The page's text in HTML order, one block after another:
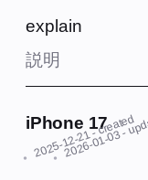
explain
説明
iPhone 17
2025-12-21
- created
2026-01-03
-